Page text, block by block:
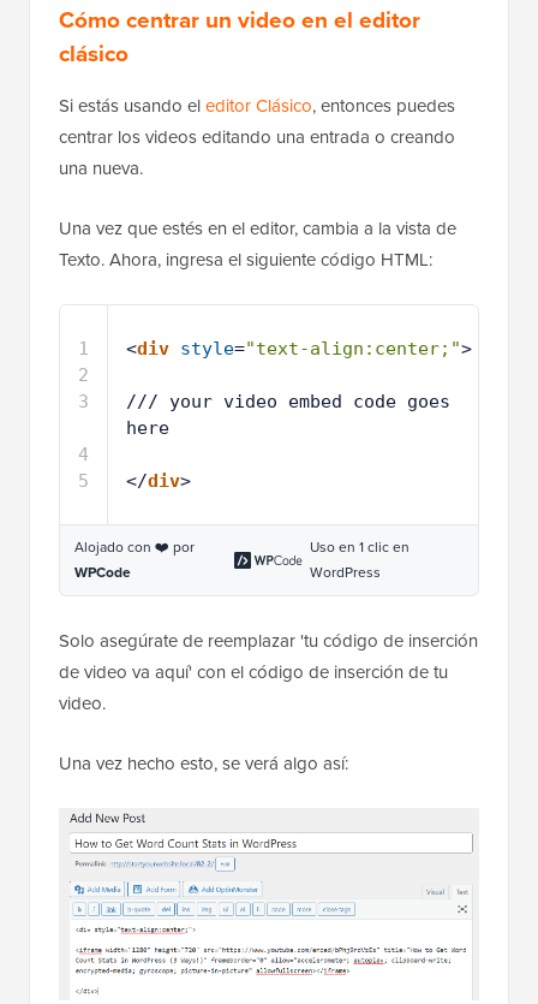
Cómo centrar un video en el editor
clásico
Si estás usando eleditor Clásico, entonces puedes
centrar los videos editando una entrada o creando
una nueva.
Una vez que estés en el editor, cambia a la vista de
Texto. Ahora, ingresa el siguiente código HTML:
1
2
3
4
5
<div style="text-align:center;">
/// your video embed code goes
here
</div>
Alojado con ❤️ por
WPCode
Uso en 1 clic en
WordPress
Solo asegúrate de reemplazar 'tu código de inserción
de video va aquí' con el código de inserción de tu
video.
Una vez hecho esto, se verá algo así: